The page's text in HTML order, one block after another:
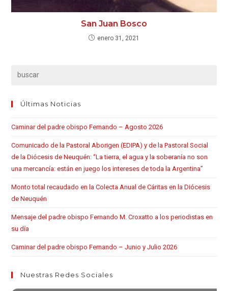
San Juan Bosco
enero 31, 2021
Últimas Noticias
Caminar del padre obispo Fernando – Agosto 2026
Comunicado de la Pastoral Aborigen (EDIPA) y de la Pastoral Social
de la Diócesis de Neuquén: “La tierra, el agua y la soberanía no son
una mercancía: están en juego los intereses de toda la Argentina”
Monto total recaudado en la Colecta Anual de Cáritas en la Diócesis
de Neuquén
Mensaje del padre obispo Fernando M. Croxatto a los periodistas en
su día
Caminar del padre obispo Fernando – Junio y Julio 2026
Nuestras Redes Sociales